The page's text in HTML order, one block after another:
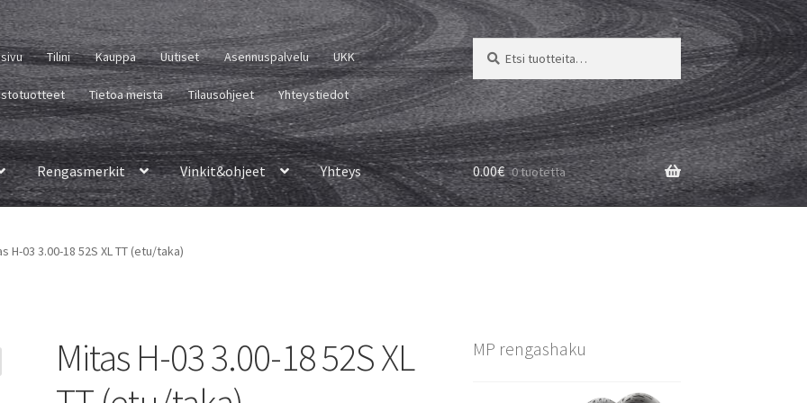
Tilini Kauppa Uutiset Asennuspalvelu UKK
Tietoa meistä Tilausohjeet Yhteystiedot
Etsi:
Haku
Rengasmerkit Vinkit&ohjeet Yhteys 0.00€ 0 tuotetta
H-03 3.00-18 52S XL TT (etu/taka)
Mitas H-03 3.00-18 52S XL
MP rengashaku